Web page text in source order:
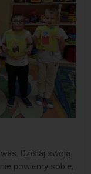
Dzisiaj swoją
powiemy sobie,